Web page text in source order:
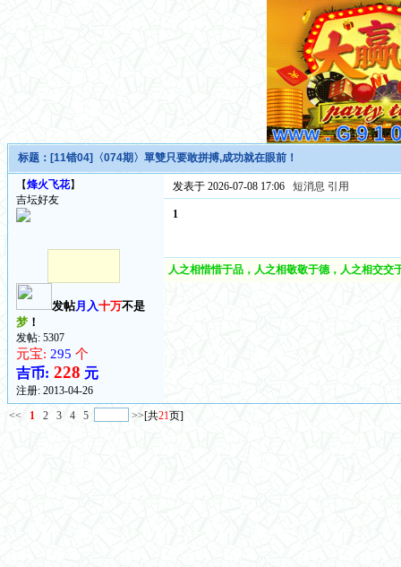
标题： [11错04]〈074期〉單雙只要敢拼搏,成功就在眼前！
【烽火飞花】
吉坛好友
发帖月入十万不是
梦！
发帖: 5307
元宝: 295 个
吉币: 228 元
注册: 2013-04-26
发表于 2026-07-08 17:06 短消息 引用
1
人之相惜惜于品，人之相敬敬于德，人之相交
<< 1 2 3 4 5 >>[共21页]